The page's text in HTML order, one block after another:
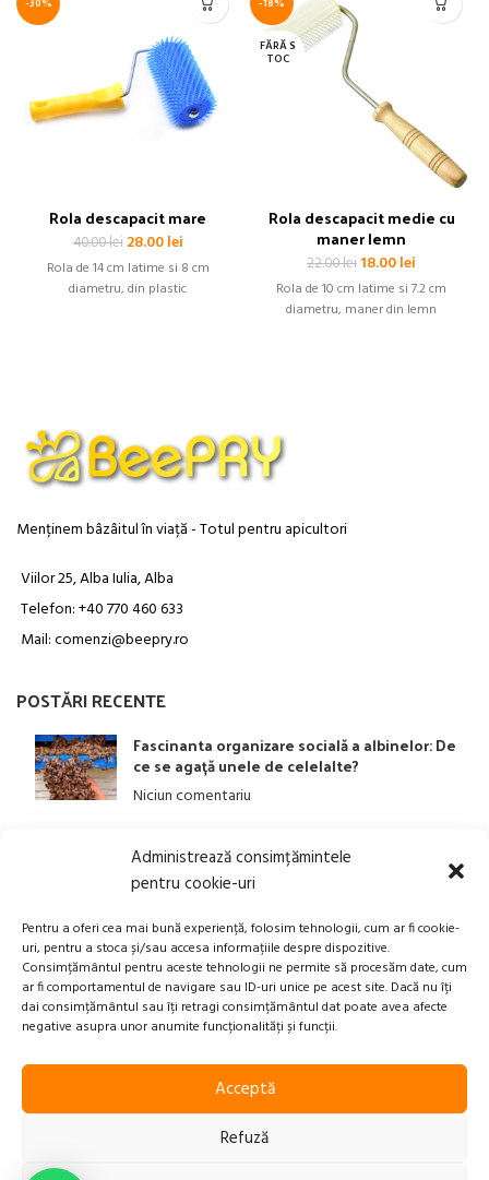
Administrează consimțămintele
pentru cookie-uri
Pentru a oferi cea mai bună experiență, folosim tehnologii, cum ar fi cookie-
uri, pentru a stoca și/sau accesa informațiile despre dispozitive.
Consimțământul pentru aceste tehnologii ne permite să procesăm date, cum
ar fi comportamentul de navigare sau ID-uri unice pe acest site. Dacă nu îți
dai consimțământul sau îți retragi consimțământul dat poate avea afecte
negative asupra unor anumite funcționalități și funcții.
Acceptă
Refuză
Rola descapacit mare
40.00lei Prețul
inițial
a
fost:
28.00leiPrețul
curent
este:
28.00 lei.
Rola de 14 cm latime si 8 cm
diametru, din plastic
FĂRĂ S
TOC
Rola descapacit medie cu
maner lemn
22.00lei Prețul
inițial
a
fost:
18.00lei
curent
este:
18.00 lei.
Rola de 10 cm latime si 7.2 cm
diametru, maner din lemn
Menținem bâzâitul în viață - Totul pentru apicultori
Viilor 25, Alba Iulia, Alba
Telefon: +40 770 460 633
Mail: comenzi@beepry.ro
POSTĂRI RECENTE
Fascinanta organizare socială a albinelor: De
ce se agață unele de celelalte?
Niciun comentariu
LINK-URI UTILE
ANPC
Politica privind Prelucrarea Datelor Personale​
Termeni și Condiții
Transport, Rambursari si Retururi
2023-2025 Beepry.ro | Powered byXplication